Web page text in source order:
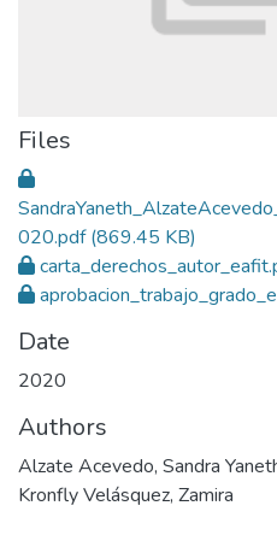
Files
020.pdf(869.45 KB)
Date
2020
Authors
Alzate Acevedo, Sandra
Kronfly Velásquez, Zamira